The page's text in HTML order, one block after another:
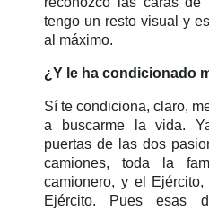
tengo un resto visual y
al máximo.
¿Y le ha condicionado
Sí te condiciona, claro,
a buscarme la vida.
puertas de las dos
camiones, toda la
camionero, y el Ejército,
Ejército. Pues esas